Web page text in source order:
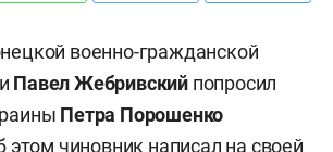
военно-гражданской
Павел Жебривский попросил
Петра Порошенко
этом чиновник написал на своей